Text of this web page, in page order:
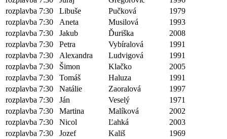
rozplavba 7:30
Libuše Pučková
1979
rozplavba 7:30
Aneta Musilová
1993
rozplavba 7:30
Jakub Ďuriška
2008
rozplavba 7:30
Petra Vybíralová
1991
rozplavba 7:30
Alexandra Ludvigová
1991
rozplavba 7:30
Šimon Klačko
2005
rozplavba 7:30
Tomáš Haluza
1991
rozplavba 7:30
Natálie Zaoralová
1997
rozplavba 7:30
Ján Veselý
1971
rozplavba 7:30
Martina Malíková
2002
rozplavba 7:30
Nicol Ľahká
2003
rozplavba 7:30
Jozef Kališ
1969